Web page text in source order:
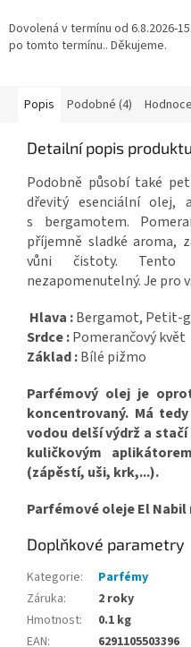
Dovolená v termínu od 6.8.2026-
po tomto termínu.. Děkujeme.
Popis Podobné (4)
Detailní popis produktu
Podobně působí také
dřevitý esenciální olej,
s bergamotem.
příjemně sladké aroma,
vůni čistoty.
nezapomenutelný. Je pro
Hlava :Bergamot, Petit-
Srdce :Pomerančový květ
Základ :Bílé pižmo
Parfémový olej je
koncentrovaný. Má
vodou delší výdrž a
kuličkovým
(zápěstí, uši, krk,...).
Parfémové oleje El
Doplňkové parametry
Kategorie:
Parfémy
Záruka:
2 roky
Hmotnost:
0.1 kg
EAN: 6291105503396